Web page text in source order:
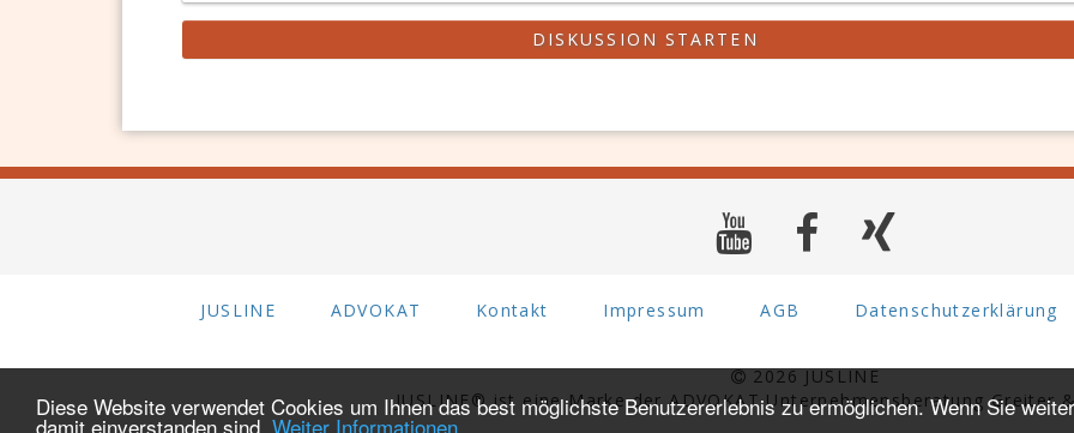
Diese Website verwendet Cookies um Ihnen das best möglichste Benutzererlebnis zu ermöglichen. Wenn Sie
damit einverstanden sind. Weiter Informationen
DISKUSSION STARTEN
JUSLINE ADVOKAT Kontakt Impressum AGB Datenschutzerklärung
2026 JUSLINE
JUSLINE® ist eine Marke der ADVOKAT Unternehmensberatung Greiter